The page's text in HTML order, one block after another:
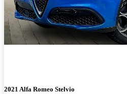
2021 Alfa Romeo Stelvio